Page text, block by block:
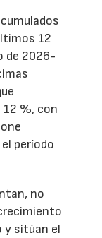
12
de 2026-
%, con
período
no
y sitúan el